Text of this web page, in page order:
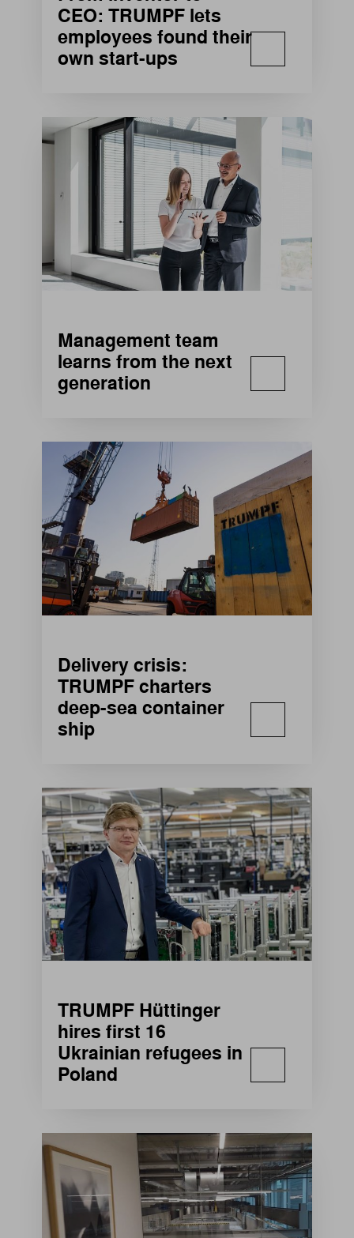
CEO: TRUMPF lets
employees found their
own start-ups
Management team
learns from the next
generation
Delivery crisis:
TRUMPF charters
deep-sea container
ship
TRUMPF Hüttinger
hires first 16
Ukrainian refugees in
Poland